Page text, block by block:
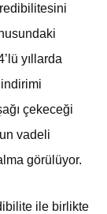
yıllarda
çekeceği
vadeli
görülüyor.
ile birlikte